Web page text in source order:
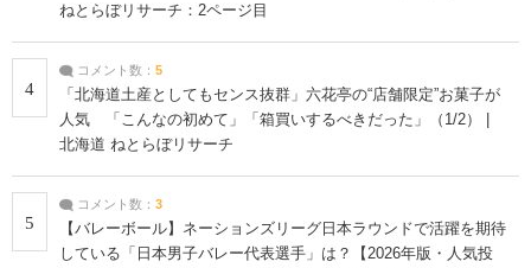
ねとらぼリサーチ：2ページ目
4
コメント数： 5
「北海道土産としてもセンス抜群」六花亭の“店舗限定”お菓子が
人気 「こんなの初めて」「箱買いするべきだった」（1/2） |
北海道 ねとらぼリサーチ
5
コメント数： 3
【バレーボール】ネーションズリーグ日本ラウンドで活躍を期待
している「日本男子バレー代表選手」は？【2026年版・人気投